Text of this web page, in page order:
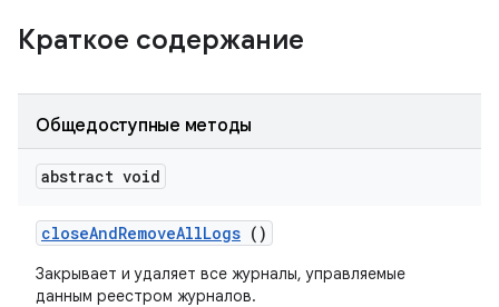
Краткое содержание
Общедоступные методы
abstract void
closeAndRemoveAllLogs ()
Закрывает и удаляет все журналы, управляемые
данным реестром журналов.